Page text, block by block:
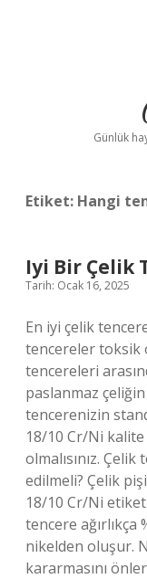
Günlük
Etiket: Hangi
Iyi Bir Çelik
Tarih: Ocak 16, 2025
En iyi çelik
tencereler toksik
tencereleri
paslanmaz
tencerenizin
18/10 Cr/Ni
olmalısınız.
edilmeli? Çelik
18/10 Cr/Ni
tencere ağırlıkça
nikelden oluşur.
kararmasını